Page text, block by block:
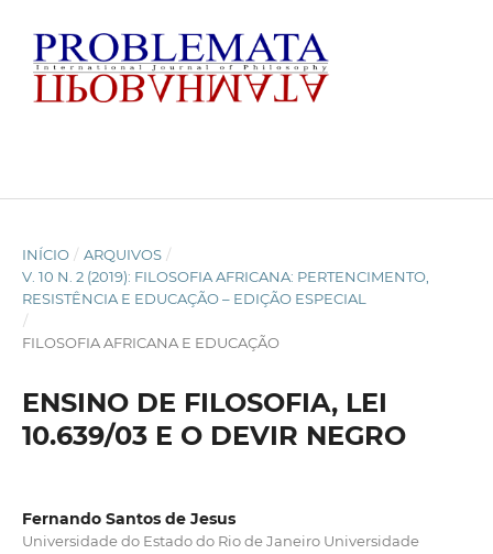
INÍCIO / ARQUIVOS /
V. 10 N. 2 (2019): FILOSOFIA AFRICANA: PERTENCIMENTO,
RESISTÊNCIA E EDUCAÇÃO – EDIÇÃO ESPECIAL
/
FILOSOFIA AFRICANA E EDUCAÇÃO
ENSINO DE FILOSOFIA, LEI
10.639/03 E O DEVIR NEGRO
Fernando Santos de Jesus
Universidade do Estado do Rio de Janeiro Universidade